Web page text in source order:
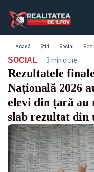
Acasă Știri Social
SOCIAL· 3 min citire
Rezultatele
Națională 2026
elevi din țară au
slab rezultat din